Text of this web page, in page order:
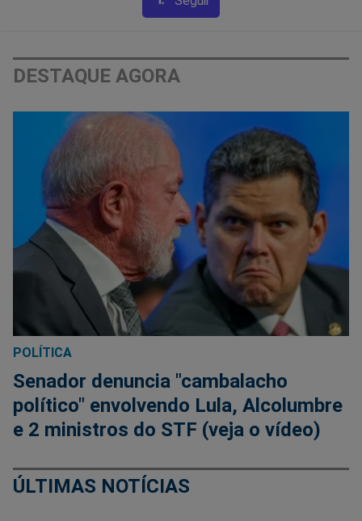
DESTAQUE AGORA
POLÍTICA
Senador denuncia "cambalacho
político" envolvendo Lula, Alcolumbre
e 2 ministros do STF (veja o vídeo)
ÚLTIMAS NOTÍCIAS